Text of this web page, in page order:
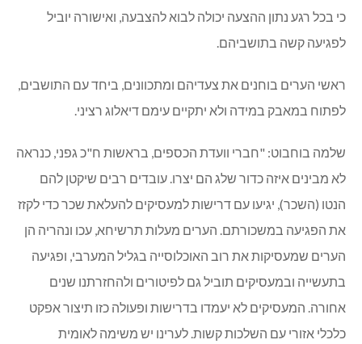
כי בכל רגע נתון ההצעה יכולה לבוא להצבעה, ואישורה יוביל
לפגיעה קשה בתושביהם.
ראשי הערים בוחנים את צעדיהם ומתכוונים, ביחד עם התושבים,
לפתוח במאבק במידה ולא יתקיים עימם דיאלוג רציני.
שלמה בוחבוט: "חברי וועדת הכספים, בראשות ח"כ גפני, כנראה
לא מבינים איזה כדור שלג הם יצרו. עובדים רבים שיקטן להם
הנטו (השכר), יגיעו עם דרישות למעסיקים להעלאת שכר כדי לקזז
את הפגיעה במשכורתם. הערים מעלות תרשיחא, עכו ונהריה הן
הערים שמעסיקות את רוב האוכלוסייה בגליל המערבי, ופגיעה
בתעשייה ובמעסיקים תוביל גם לפיטורים ולהחזרתנו שנים
אחורה. המעסיקים לא יעמדו בדרישות ופעולה כזו תיצור אפקט
כלכלי אזורי עם השלכות קשות. לערינו יש משימה לאומית